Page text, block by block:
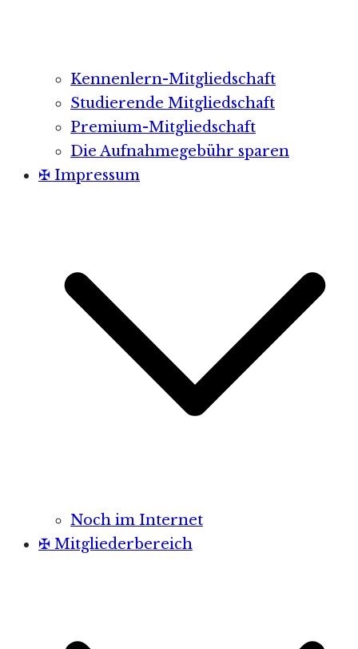
Kennenlern-Mitgliedschaft
Studierende Mitgliedschaft
Premium-Mitgliedschaft
Die Aufnahmegebühr sparen
✠ Impressum
Noch im Internet
✠ Mitgliederbereich